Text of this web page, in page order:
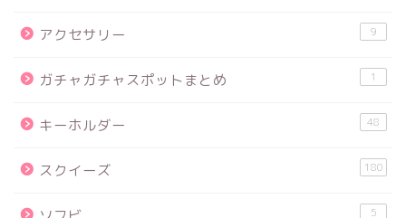
アクセサリー 9
ガチャガチャスポットまとめ 1
キーホルダー 48
スクイーズ 180
5